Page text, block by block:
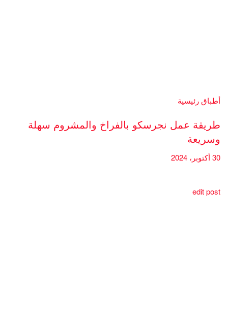
أطباق رئيسية
طريقة عمل نجرسكو بالفراخ والمشروم سهلة
وسريعة
30 أكتوبر، 2024
edit post